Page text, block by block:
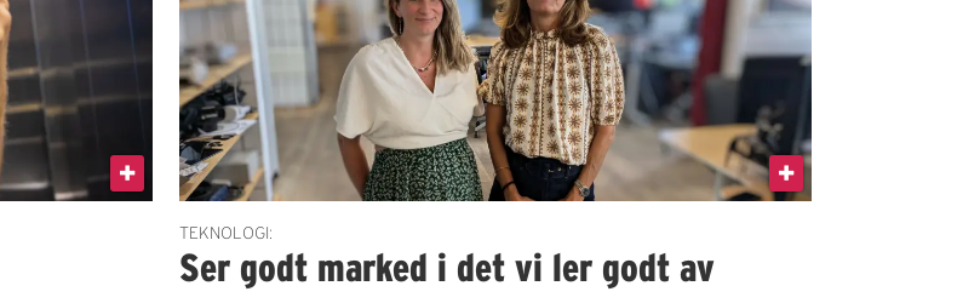
TEKNOLOGI:
Ser godt marked i det vi ler godt av